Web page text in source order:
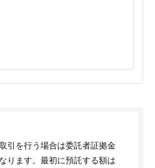
引を行う場合は委託者証拠金
ります。最初に預託する額は